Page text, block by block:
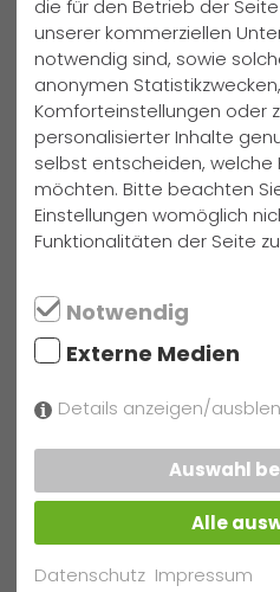
geht`s im März zum
Barsinghausen, wo die
das Ticket zum
Schulmannschaft der GFS
diesem Turnier vertreten.
Urlaub nehmen und uns
pure Leidenschaft.... Text:
Sylke Teuteberg
weitere Neuigkeiten
Samstag, 25. Juli 2026
weiterlesen
„4x Gelände und 1x
die für den Betrieb der
unserer kommerziellen
notwendig sind, sowie
anonymen
Komforteinstellungen oder
personalisierter Inhalte
selbst entscheiden, welche
möchten. Bitte beachten
Einstellungen womöglich
Funktionalitäten der Seite
Notwendig
Externe Medien
Details anzeigen/
Auswahl
Alle
Datenschutz Impressum